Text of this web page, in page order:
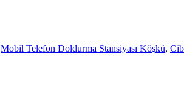
Mobil Telefon Doldurma Stansiyası Köşkü,